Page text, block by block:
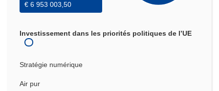
€ 6 953 003,50
Investissement dans les priorités politiques de l’UE
Stratégie numérique
Air pur